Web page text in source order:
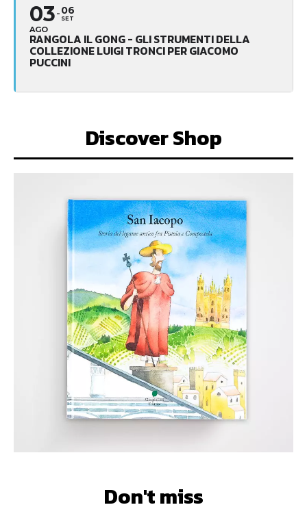
03
AGO
06
SET
RANGOLA IL GONG - GLI STRUMENTI DELLA
COLLEZIONE LUIGI TRONCI PER GIACOMO
PUCCINI
Discover Shop
Don't miss